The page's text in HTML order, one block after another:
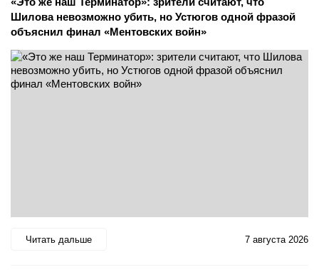
Шилова невозможно убить, но Устюгов одной фразой
объяснил финал «Ментовских войн»
Читать дальше 7 августа 2026